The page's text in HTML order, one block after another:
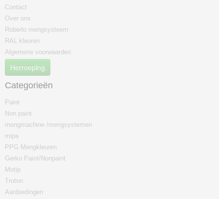
Contact
Over ons
Roberlo mengsysteem
RAL kleuren
Algemene voorwaarden
Herroeping
Categorieën
Paint
Non paint
mengmachine /mengsystemen
mipa
PPG Mengkleuren
Gerko Paint/Nonpaint
Motip
Troton
Aanbiedingen